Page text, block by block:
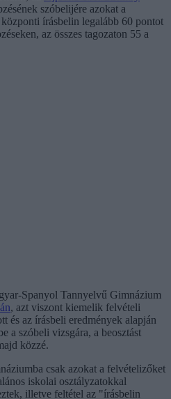
szóbelijére azokat a
írásbelin legalább 60 pontot
az összes tagozaton 55 a
Spanyol Tannyelvű Gimnázium
, azt viszont kiemelik felvételi
és az írásbeli eredmények alapján
a szóbeli vizsgára, a beosztást
közzé.
csak azokat a felvételizőket
iskolai osztályzatokkal
illetve feltétel az "írásbelin